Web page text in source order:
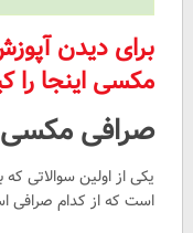
برای دیدن
مکسی اینجا را
صرافی مکسی
یکی از اولین سوالاتی
است که از کدام صرافی